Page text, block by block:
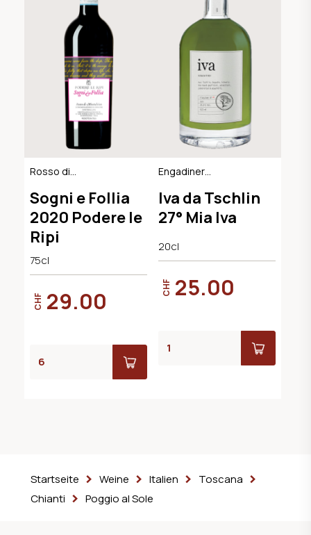
Rosso di
BIO-Demeter
Sogni e Follia
2020 Podere le
Ripi
75cl
CHF 29.00
Engadiner
Iva da Tschlin
27° Mia Iva
20cl
CHF 25.00
Startseite Weine Italien
Toscana
Chianti
Poggio al Sole